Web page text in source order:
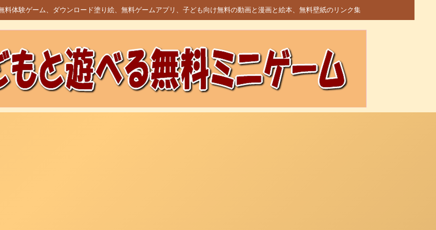
料体験ゲーム、ダウンロード塗り絵、無料ゲームアプリ、子ども向け無料の動画と漫画と絵本、無料壁紙のリンク集